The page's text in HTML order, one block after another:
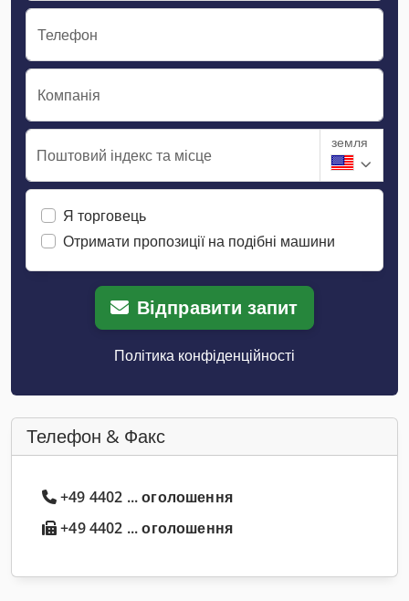
Телефон
Компанія
Поштовий індекс та місце
земля
Я торговець
Отримати пропозиції на подібні машини
Відправити запит
Політика конфіденційності
Телефон & Факс
+49 4402 ... оголошення
+49 4402 ... оголошення